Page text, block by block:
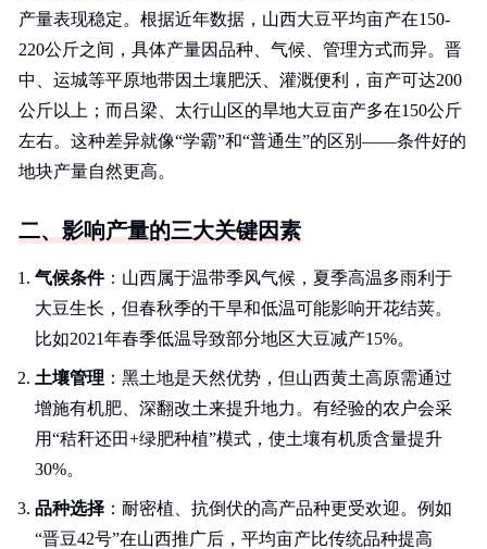
产量表现稳定。根据近年数据，山西大豆平均亩产在150-
220公斤之间，具体产量因品种、气候、管理方式而异。晋
中、运城等平原地带因土壤肥沃、灌溉便利，亩产可达200
公斤以上；而吕梁、太行山区的旱地大豆亩产多在150公斤
左右。这种差异就像“学霸”和“普通生”的区别——条件好的
地块产量自然更高。
二、影响产量的三大关键因素
气候条件：山西属于温带季风气候，夏季高温多雨利于
大豆生长，但春秋季的干旱和低温可能影响开花结荚。
比如2021年春季低温导致部分地区大豆减产15%。
土壤管理 ：黑土地是天然优势，但山西黄土高原需通过
增施有机肥、深翻改土来提升地力。有经验的农户会采
用“秸秆还田+绿肥种植”模式，使土壤有机质含量提升
30%。
品种选择 ：耐密植、抗倒伏的高产品种更受欢迎。例如
“晋豆42号”在山西推广后，平均亩产比传统品种提高